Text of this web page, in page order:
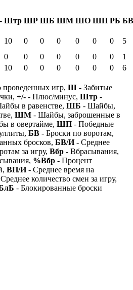
Штр ШР ШБ ШМ ШО ШП РБ БВ
10 0 0 0 0 0 0
5
0 0 0 0 0 0 0
1
10 0 0 0 0 0 0
6
проведенных игр, Ш - Забитые
+/- - Плюс/минус, Штр -
в равенстве, ШБ - Шайбы,
ШМ - Шайбы, заброшенные в
в овертайме, ШП - Победные
БВ - Броски по воротам,
бросков, БВ/И- Среднее
за игру, Вбр - Вбрасывания,
%Вбр - Процент
ВП/И- Среднее время на
количество смен за игру,
- Блокированные броски